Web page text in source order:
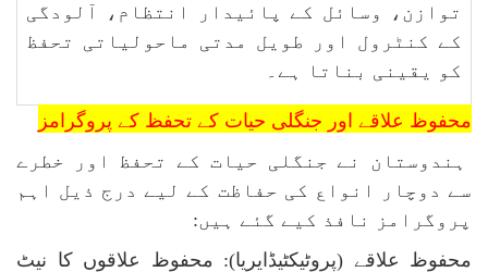
توازن، وسائل کے پائیدار انتظام، آلودگی
کے کنٹرول اور طویل مدتی ماحولیاتی تحفظ
کو یقینی بناتا ہے۔
محفوظ علاقے اور جنگلی حیات کے تحفظ کے پروگرامز
ہندوستان نے جنگلی حیات کے تحفظ اور خطرے
سے دوچار انواع کی حفاظت کے لیے درج ذیل اہم
پروگرامز نافذ کیے گئے ہیں:
محفوظ علاقے (پروٹیکٹیڈایریا): محفوظ علاقوں کا نیٹ